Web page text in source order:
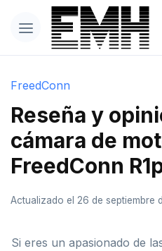
FreedConn
Reseña y
cámara de
FreedConn
Actualizado el 26 de septiembre
Si eres un apasionado de